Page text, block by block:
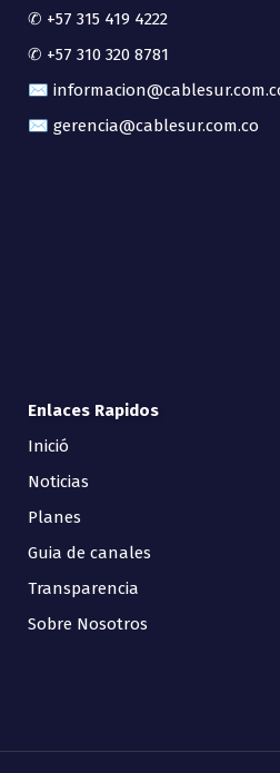
✆ +57 315 419 4222
✆ +57 310 320 8781
✉
✉ gerencia@cablesur.com.co
Enlaces Rapidos
Inició
Noticias
Planes
Guia de canales
Transparencia
Sobre Nosotros